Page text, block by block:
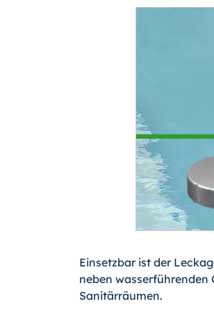
Einsetzbar ist der
neben wasserführenden
Sanitärräumen.